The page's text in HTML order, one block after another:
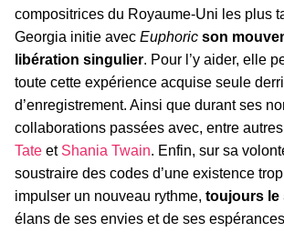
compositrices du Royaume-Uni les plus
Georgia initie avec Euphoric son
libération singulier. Pour l’y aider, elle
toute cette expérience acquise seule
d’enregistrement. Ainsi que durant ses
collaborations passées avec, entre
Tate et Shania Twain. Enfin, sur sa
soustraire des codes d’une existence
impulser un nouveau rythme, toujours le
élans de ses envies et de ses